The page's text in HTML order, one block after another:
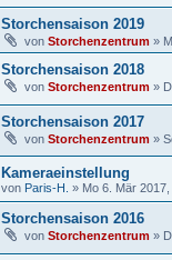
Storchensaison 2019
von Storchenzentrum »
Storchensaison 2018
von Storchenzentrum »
Storchensaison 2017
von Storchenzentrum »
Kameraeinstellung
von Paris-H. » Mo 6. Mär
Storchensaison 2016
von Storchenzentrum »